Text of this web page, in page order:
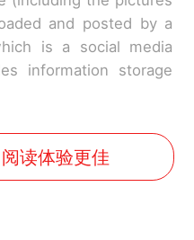
and posted by a
is a social media
information storage
读体验更佳